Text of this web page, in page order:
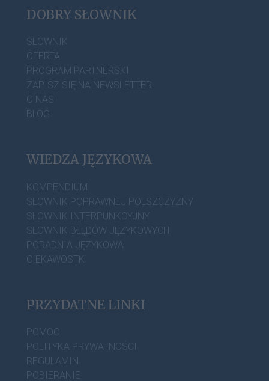
DOBRY SŁOWNIK
SŁOWNIK
OFERTA
PROGRAM PARTNERSKI
ZAPISZ SIĘ NA NEWSLETTER
O NAS
BLOG
WIEDZA JĘZYKOWA
KOMPENDIUM
SŁOWNIK POPRAWNEJ POLSZCZYZNY
SŁOWNIK INTERPUNKCYJNY
SŁOWNIK BŁĘDÓW JĘZYKOWYCH
PORADNIA JĘZYKOWA
CIEKAWOSTKI
PRZYDATNE LINKI
POMOC
POLITYKA PRYWATNOŚCI
REGULAMIN
POBIERANIE